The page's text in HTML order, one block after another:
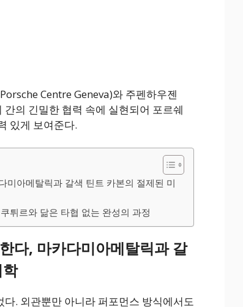
Centre Geneva)와 주펜하우젠
의 긴밀한 협력 속에 실현되어 포르쉐
있게 보여준다.
미아메탈릭과 갈색 틴트 카본의 절제된 미
튀르와 닮은 타협 없는 완성의 과정
다, 마카다미아메탈릭과 갈
. 외관뿐만 아니라 퍼포먼스 방식에서도